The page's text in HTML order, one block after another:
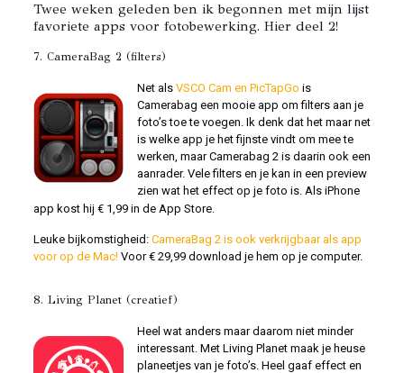
Twee weken geleden ben ik begonnen met mijn lijst
favoriete apps voor fotobewerking. Hier deel 2!
7. CameraBag 2 (filters)
Net als VSCO Cam en PicTapGo is
Camerabag een mooie app om filters aan je
foto’s toe te voegen. Ik denk dat het maar net
is welke app je het fijnste vindt om mee te
werken, maar Camerabag 2 is daarin ook een
aanrader. Vele filters en je kan in een preview
zien wat het effect op je foto is. Als iPhone
app kost hij € 1,99 in de App Store.
Leuke bijkomstigheid: CameraBag 2 is ook verkrijgbaar als app
voor op de Mac!Voor € 29,99 download je hem op je computer.
8. Living Planet(creatief)
Heel wat anders maar daarom niet minder
interessant. Met Living Planet maak je heuse
planeetjes van je foto’s. Heel gaaf effect en